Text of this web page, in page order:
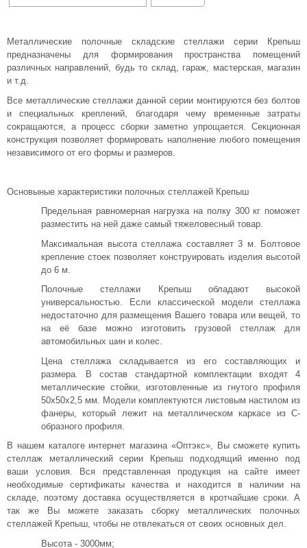
Металлические полочные складские стеллажи серии Крепыш
предназначены для формирования пространства помещений
различных направлений, будь то склад, гараж, мастерская, магазин
и т.д.
Все металлические стеллажи данной серии монтируются без болтов
и специальных креплений, благодаря чему временные затраты
сокращаются, а процесс сборки заметно упрощается. Секционная
конструкция позволяет формировать наполнение любого помещения
независимого от его формы и размеров.
Основыные характеристики полочных стеллажей Крепыш
Предельная равномерная нагрузка на полку 300 кг поможет
разместить на ней даже самый тяжеловесный товар.
Максимальная высота стеллажа составляет 3 м. Болтовое
крепление стоек позволяет конструировать изделия высотой
до 6 м.
Полочные стеллажи Крепыш обладают высокой
универсальностью. Если классической модели стеллажа
недостаточно для размещения Вашего товара или вещей, то
на её базе можно изготовить грузовой стеллаж для
автомобильных шин и колес.
Цена стеллажа складывается из его составляющих и
размера. В состав стандартной комплектации входят 4
металлические стойки, изготовленные из гнутого профиля
50х50х2,5 мм. Модели комплектуются листовым настилом из
фанеры, который лежит на металлическом каркасе из С-
образного профиля.
В нашем каталоге интернет магазина «Оптэкс», Вы сможете купить
стеллаж металлический серии Крепыш подходящий именно под
ваши условия. Вся представленная продукция на сайте имеет
необходимые сертификаты качества и находится в наличии на
складе, поэтому доставка осуществляется в кротчайшие сроки. А
так же Вы можете заказать сборку металлических полочных
стеллажей Крепыш, чтобы не отвлекаться от своих основных дел.
Высота - 3000мм;